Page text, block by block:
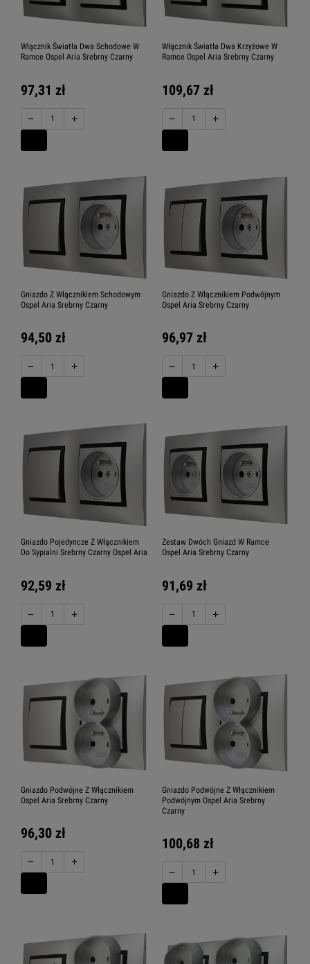
Włącznik Światła Dwa Schodowe W
Ramce Ospel Aria Srebrny Czarny
97,31 zł
− +
Włącznik Światła Dwa Krzyżowe W
Ramce Ospel Aria Srebrny Czarny
109,67 zł
− +
Gniazdo Z Włącznikiem Schodowym
Ospel Aria Srebrny Czarny
94,50 zł
− +
Gniazdo Z Włącznikiem Podwójnym
Ospel Aria Srebrny Czarny
96,97 zł
− +
Gniazdo Pojedyncze Z Włącznikiem
Do Sypialni Srebrny Czarny Ospel Aria
92,59 zł
− +
Zestaw Dwóch Gniazd W Ramce
Ospel Aria Srebrny Czarny
91,69 zł
− +
Gniazdo Podwójne Z Włącznikiem
Ospel Aria Srebrny Czarny
96,30 zł
− +
Gniazdo Podwójne Z Włącznikiem
Podwójnym Ospel Aria Srebrny
Czarny
100,68 zł
− +